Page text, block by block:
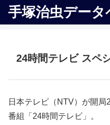
手塚治虫データ
24時間テレビ スペ
日本テレビ（NTV）が開
番組「24時間テレビ」。